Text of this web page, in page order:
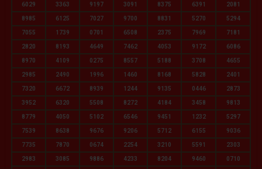
6029 3363 9197 3091 8375 6391 2081
8985 6125 7027 9700 8831 5270 5294
7055 1739 0701 6508 2375 7969 7181
2820 8193 4649 7462 4053 9172 6086
8970 4109 0275 8557 5188 3708 4655
2985 2490 1996 1460 8168 5828 2401
7320 6672 8939 1244 9135 0446 2873
3952 6320 5508 8272 4184 3458 9813
8779 4050 5102 6546 9451 1232 5297
7539 8638 9676 9206 5712 6155 9036
7735 7870 0674 2254 3210 5591 2303
2983 3085 9886 4233 8204 9460 0710